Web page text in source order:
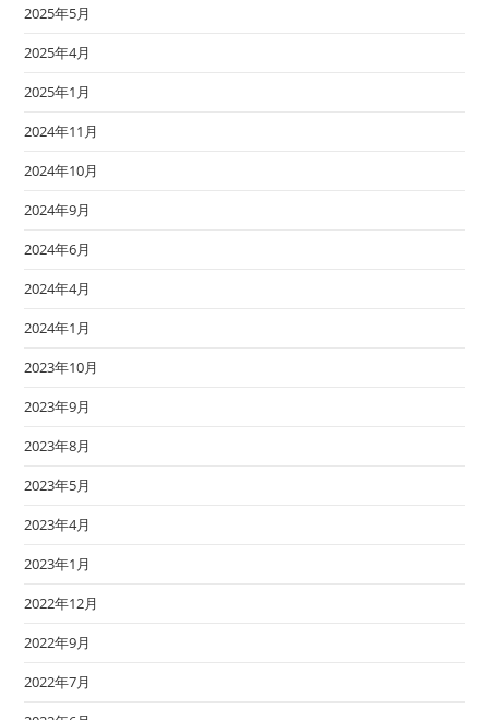
2025年5月
2025年4月
2025年1月
2024年11月
2024年10月
2024年9月
2024年6月
2024年4月
2024年1月
2023年10月
2023年9月
2023年8月
2023年5月
2023年4月
2023年1月
2022年12月
2022年9月
2022年7月